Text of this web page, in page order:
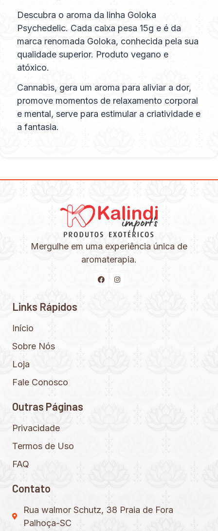
Descubra o aroma da linha Goloka
Psychedelic. Cada caixa pesa 15g e é da
marca renomada Goloka, conhecida pela sua
qualidade superior. Produto vegano e
atóxico.
Cannabis, gera um aroma para aliviar a dor,
promove momentos de relaxamento corporal
e mental, serve para estimular a criatividade e
a fantasia.
Mergulhe em uma experiência única de
aromaterapia.
Links Rápidos
Início
Sobre Nós
Loja
Fale Conosco
Outras Páginas
Privacidade
Termos de Uso
FAQ
Contato
Rua walmor Schutz, 38 Praia de Fora
Palhoça-SC